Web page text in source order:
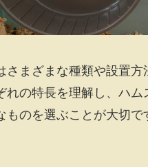
さまざまな種類や設置方
れの特長を理解し、ハム
ものを選ぶことが大切で